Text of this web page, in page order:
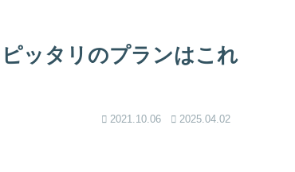
ッタリのプランはこれ
2021.10.06 2025.04.02